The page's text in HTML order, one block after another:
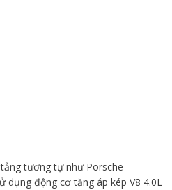
tương tự như Porsche
dụng động cơ tăng áp kép V8 4.0L